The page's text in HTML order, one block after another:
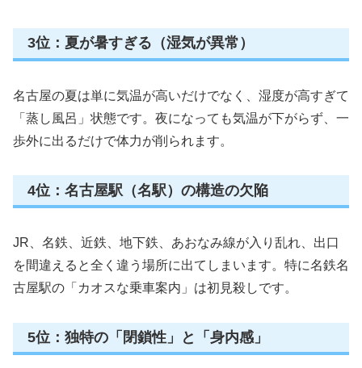
3位：夏が暑すぎる（湿気が異常）
名古屋の夏は単に気温が高いだけでなく、湿度が高すぎて
「蒸し風呂」状態です。夜になっても気温が下がらず、一
歩外に出るだけで体力が削られます。
4位：名古屋駅（名駅）の構造の欠陥
JR、名鉄、近鉄、地下鉄、あおなみ線が入り乱れ、出口
を間違えると全く違う場所に出てしまいます。特に名鉄名
古屋駅の「カオスな乗車案内」は初見殺しです。
5位：独特の「閉鎖性」と「身内感」